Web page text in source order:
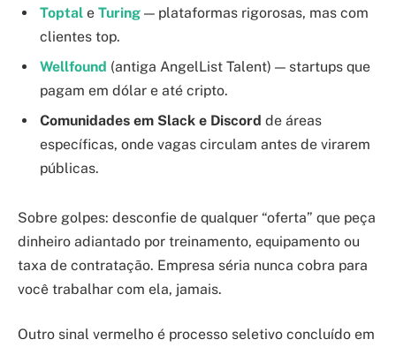
Toptal e Turing — plataformas rigorosas, mas com
clientes top.
Wellfound (antiga AngelList Talent) — startups que
pagam em dólar e até cripto.
Comunidades em Slack e Discord de áreas
específicas, onde vagas circulam antes de virarem
públicas.
Sobre golpes: desconfie de qualquer “oferta” que peça
dinheiro adiantado por treinamento, equipamento ou
taxa de contratação. Empresa séria nunca cobra para
você trabalhar com ela, jamais.
Outro sinal vermelho é processo seletivo concluído em